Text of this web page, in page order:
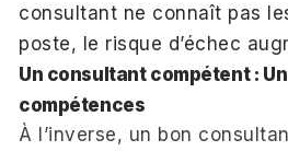
consultant ne connaît pas
poste, le risque d’échec
Un consultant compétent :
compétences
À l’inverse, un bon